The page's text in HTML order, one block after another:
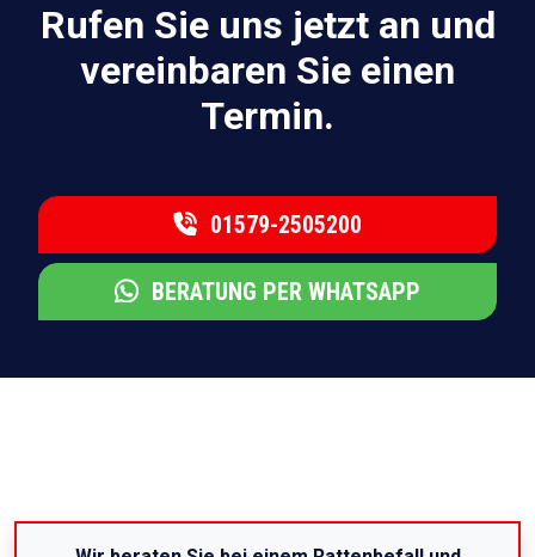
Rufen Sie uns jetzt an und
vereinbaren Sie einen
Termin.
01579-2505200
BERATUNG PER WHATSAPP